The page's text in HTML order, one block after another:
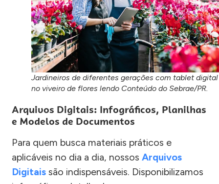
Jardineiros de diferentes gerações com tablet digital
no viveiro de flores lendo Conteúdo do Sebrae/PR.
Arquivos Digitais: Infográficos, Planilhas
e Modelos de Documentos
Para quem busca materiais práticos e
aplicáveis no dia a dia, nossos Arquivos
Digitais são indispensáveis. Disponibilizamos